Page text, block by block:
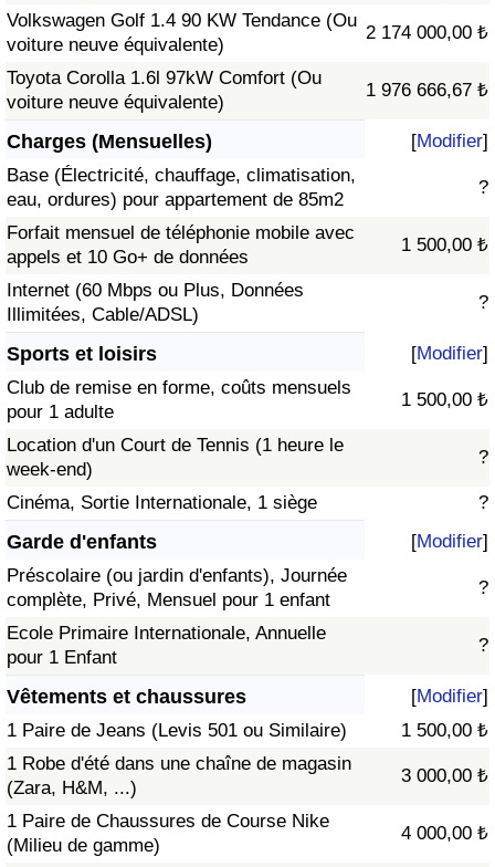
Volkswagen Golf 1.4 90 KW Tendance (Ou
voiture neuve équivalente)
2 174 000,00 ₺
Toyota Corolla 1.6l 97kW Comfort (Ou
voiture neuve équivalente)
1 976 666,67 ₺
Charges (Mensuelles) [Modifier]
Base (Électricité, chauffage, climatisation,
eau, ordures) pour appartement de 85m2
?
Forfait mensuel de téléphonie mobile avec
appels et 10 Go+ de données
1 500,00 ₺
Internet (60 Mbps ou Plus, Données
Illimitées, Cable/ADSL)
?
Sports et loisirs [Modifier]
Club de remise en forme, coûts mensuels
pour 1 adulte
1 500,00 ₺
Location d'un Court de Tennis (1 heure le
week-end)
?
Cinéma, Sortie Internationale, 1 siège ?
Garde d'enfants [Modifier]
Préscolaire (ou jardin d'enfants), Journée
complète, Privé, Mensuel pour 1 enfant
?
Ecole Primaire Internationale, Annuelle
pour 1 Enfant
?
Vêtements et chaussures [Modifier]
1 Paire de Jeans (Levis 501 ou Similaire)
1 500,00 ₺
1 Robe d'été dans une chaîne de magasin
(Zara, H&M, ...)
3 000,00 ₺
1 Paire de Chaussures de Course Nike
(Milieu de gamme)
4 000,00 ₺